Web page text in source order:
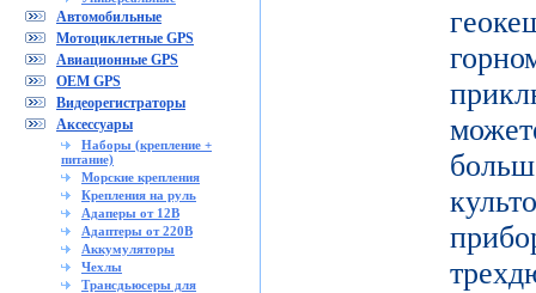
Автомобильные
Мотоциклетные GPS
Авиационные GPS
OEM GPS
Видеорегистраторы
Аксессуары
Наборы (крепление +
питание)
Морские крепления
Крепления на руль
Адаперы от 12В
Адаптеры от 220В
Аккумуляторы
Чехлы
Трансдьюсеры для